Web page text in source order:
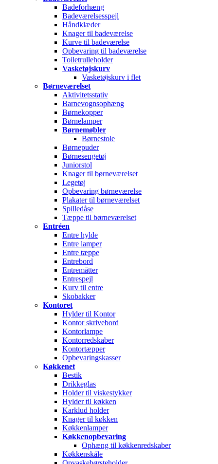
Badeforhæng
Badeværelsesspejl
Håndklæder
Knager til badeværelse
Kurve til badeværelse
Opbevaring til badeværelse
Toiletrulleholder
Vasketøjskurv
Vasketøjskurv i flet
Børneværelset
Aktivitetsstativ
Barnevognsophæng
Børnekopper
Børnelamper
Børnemøbler
Børnestole
Børnepuder
Børnesengetøj
Juniorstol
Knager til børneværelset
Legetøj
Opbevaring børneværelse
Plakater til børneværelset
Spilledåse
Tæppe til børneværelset
Entréen
Entre hylde
Entre lamper
Entre tæppe
Entrebord
Entremåtter
Entrespejl
Kurv til entre
Skobakker
Kontoret
Hylder til Kontor
Kontor skrivebord
Kontorlampe
Kontorredskaber
Kontortæpper
Opbevaringskasser
Køkkenet
Bestik
Drikkeglas
Holder til viskestykker
Hylder til køkken
Karklud holder
Knager til køkken
Køkkenlamper
Køkkenopbevaring
Ophæng til køkkenredskaber
Køkkenskåle